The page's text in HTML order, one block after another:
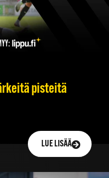
pisteitä
LUE LISÄÄ